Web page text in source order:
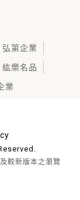
弘第企業
紘樂名品
業
較新版本之瀏覽